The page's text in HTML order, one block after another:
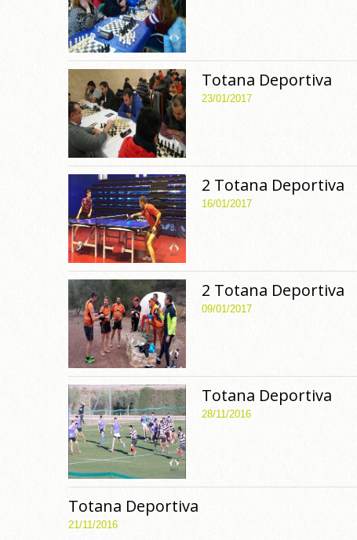
Totana Deportiva
23/01/2017
2 Totana Deportiva
16/01/2017
2 Totana Deportiva
09/01/2017
Totana Deportiva
28/11/2016
Totana Deportiva
21/11/2016